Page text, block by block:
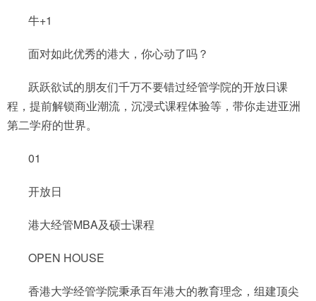
牛+1
面对如此优秀的港大，你心动了吗？
跃跃欲试的朋友们千万不要错过经管学院的开放日课
程，提前解锁商业潮流，沉浸式课程体验等，带你走进亚洲
第二学府的世界。
01
开放日
港大经管MBA及硕士课程
OPEN HOUSE
香港大学经管学院秉承百年港大的教育理念，组建顶尖